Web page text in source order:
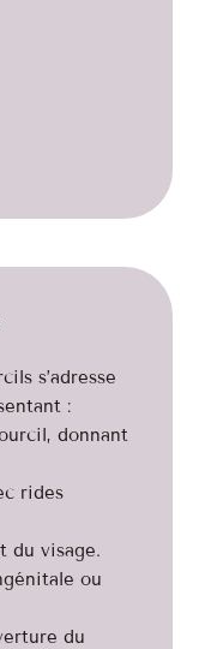
s’adresse
:
donnant
rides
du visage.
ou
du